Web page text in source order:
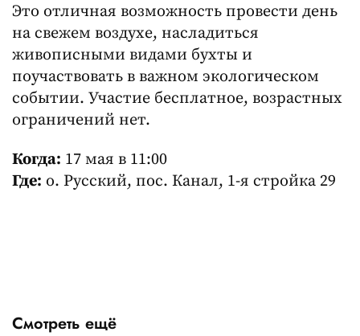
Это отличная возможность провести день
на свежем воздухе, насладиться
живописными видами бухты и
поучаствовать в важном экологическом
событии. Участие бесплатное, возрастных
ограничений нет.
Когда: 17 мая в 11:00
Где: о. Русский, пос. Канал, 1-я стройка 29
Смотреть ещё